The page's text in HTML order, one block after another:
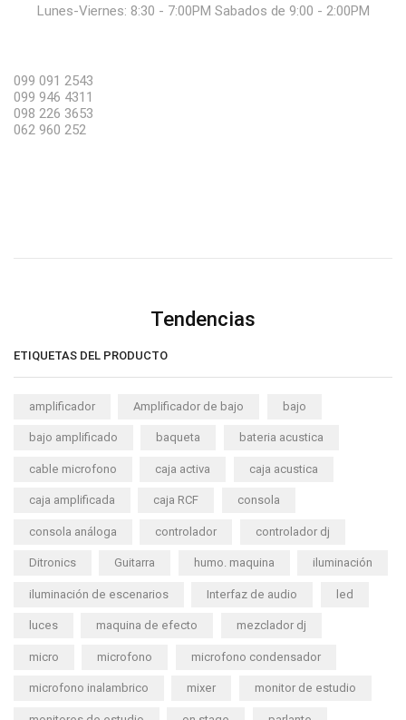
Lunes-Viernes: 8:30 - 7:00PM Sabados de 9:00 - 2:00PM
099 091 2543
099 946 4311
098 226 3653
062 960 252
Tendencias
ETIQUETAS DEL PRODUCTO
amplificador Amplificador de bajo bajo
bajo amplificado baqueta bateria acustica
cable microfono caja activa caja acustica
caja amplificada caja RCF consola
consola análoga controlador controlador dj
Ditronics Guitarra humo. maquina iluminación
iluminación de escenarios Interfaz de audio led
luces maquina de efecto mezclador dj
micro microfono microfono condensador
microfono inalambrico mixer monitor de estudio